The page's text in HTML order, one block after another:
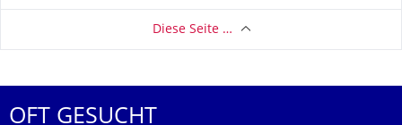
Diese Seite …
OFT GESUCHT